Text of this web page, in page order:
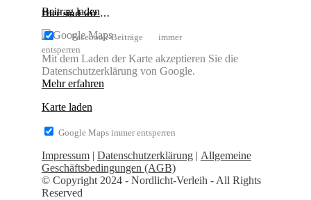
Beitrag laden
Facebook-Beiträge immer
entsperren
Hier sind wir …
Mit dem Laden der Karte akzeptieren Sie die
Datenschutzerklärung von Google.
Mehr erfahren
Karte laden
Google Maps immer entsperren
Impressum| Datenschutzerklärung| Allgemeine
Geschäftsbedingungen (AGB)
© Copyright 2024 - Nordlicht-Verleih - All Rights
Reserved